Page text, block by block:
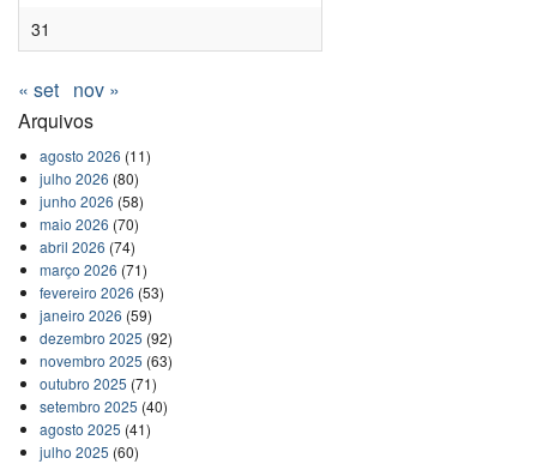
31
« set nov »
Arquivos
agosto 2026 (11)
julho 2026 (80)
junho 2026 (58)
maio 2026 (70)
abril 2026 (74)
março 2026 (71)
fevereiro 2026 (53)
janeiro 2026 (59)
dezembro 2025 (92)
novembro 2025 (63)
outubro 2025 (71)
setembro 2025 (40)
agosto 2025 (41)
julho 2025 (60)